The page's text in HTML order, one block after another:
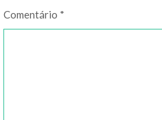
Comentário *